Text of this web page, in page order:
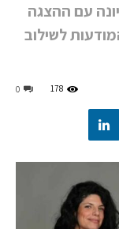
עם ההצגה
לשילוב
0 178